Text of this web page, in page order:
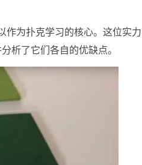
作为扑克学习的核心。这位实力
析了它们各自的优缺点。